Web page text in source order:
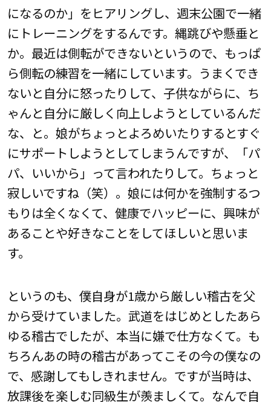
になるのか」をヒアリングし、週末公園で一緒
にトレーニングをするんです。縄跳びや懸垂と
か。最近は側転ができないというので、もっぱ
ら側転の練習を一緒にしています。うまくでき
ないと自分に怒ったりして、子供ながらに、ち
ゃんと自分に厳しく向上しようとしているんだ
な、と。娘がちょっとよろめいたりするとすぐ
にサポートしようとしてしまうんですが、「パ
パ、いいから」って言われたりして。ちょっと
寂しいですね（笑）。娘には何かを強制するつ
もりは全くなくて、健康でハッピーに、興味が
あることや好きなことをしてほしいと思いま
す。
というのも、僕自身が1歳から厳しい稽古を父
から受けていました。武道をはじめとしたあら
ゆる稽古でしたが、本当に嫌で仕方なくて。も
ちろんあの時の稽古があってこその今の僕なの
で、感謝してもしきれません。ですが当時は、
放課後を楽しむ同級生が羨ましくて。なんで自